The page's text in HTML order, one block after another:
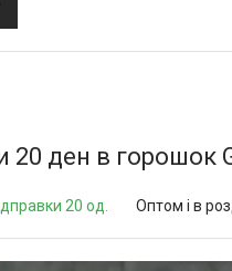
20 ден в горошок
20 од. Оптом і в